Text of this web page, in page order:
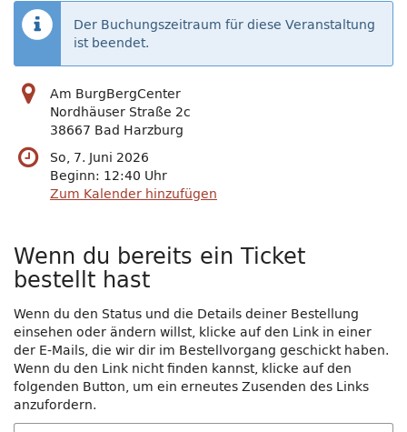
Der Buchungszeitraum für diese Veranstaltung
ist beendet.
Am BurgBergCenter
Nordhäuser Straße 2c
38667 Bad Harzburg
So, 7. Juni 2026
Beginn: 12:40 Uhr
Zum Kalender hinzufügen
Wenn du bereits ein Ticket
bestellt hast
Wenn du den Status und die Details deiner Bestellung
einsehen oder ändern willst, klicke auf den Link in einer
der E-Mails, die wir dir im Bestellvorgang geschickt haben.
Wenn du den Link nicht finden kannst, klicke auf den
folgenden Button, um ein erneutes Zusenden des Links
anzufordern.